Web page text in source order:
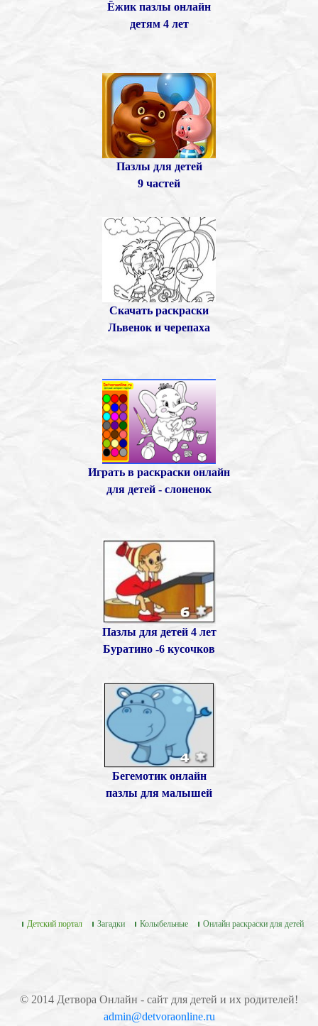
Ёжик пазлы онлайн
детям 4 лет
Пазлы для детей
9 частей
Скачать раскраски
Львенок и черепаха
Играть в раскраски онлайн
для детей - слоненок
Пазлы для детей 4 лет
Буратино -6 кусочков
Бегемотик онлайн
пазлы для малышей
Детский портал Загадки Колыбельные Онлайн раскраски для детей
© 2014 Детвора Онлайн - сайт для детей и их родителей!
admin@detvoraonline.ru